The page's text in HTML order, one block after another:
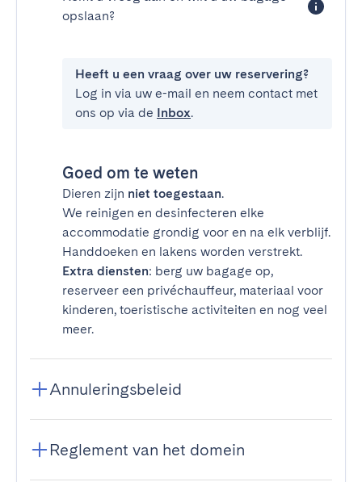
opslaan?
Heeft u een vraag over uw reservering?
Log in via uw e-mail en neem contact met
ons op via de Inbox.
Goed om te weten
Dieren zijn niet toegestaan.
We reinigen en desinfecteren elke
accommodatie grondig voor en na elk verblijf.
Handdoeken en lakens worden verstrekt.
Extra diensten: berg uw bagage op,
reserveer een privéchauffeur, materiaal voor
kinderen, toeristische activiteiten en nog veel
meer.
Annuleringsbeleid
Reglement van het domein